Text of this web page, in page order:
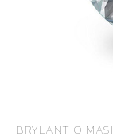
BRYLANT O